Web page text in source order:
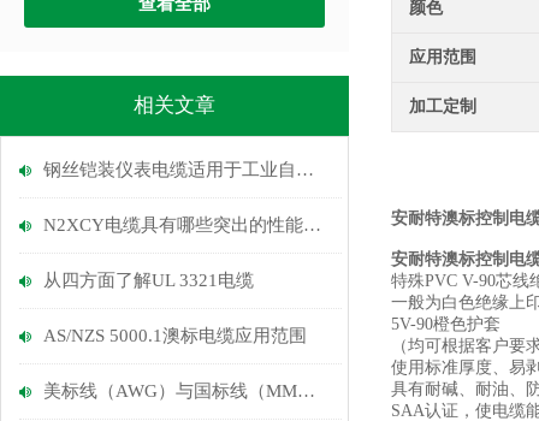
相关文章
钢丝铠装仪表电缆适用于工业自动化和控制系统
N2XCY电缆具有哪些突出的性能优势？
从四方面了解UL 3321电缆
AS/NZS 5000.1澳标电缆应用范围
美标线（AWG）与国标线（MM）的换算
颜色
应用范围
加工定制
安耐特澳标控制电
安耐特澳标控制电
特殊PVC V-90芯线
一般为白色绝缘上
5V-90橙色护套
（均可根据客户要
使用标准厚度、易
具有耐碱、耐油、
SAA认证，使电缆